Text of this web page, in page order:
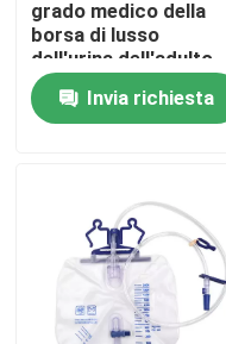
Controllo della
Contattaci
Maschera di
Maschera di
grado medico della
borsa di lusso
dell'urina dell'adulto
1500ml 2000ml
Invia richiesta